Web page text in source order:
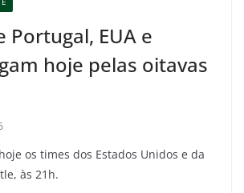
Portugal, EUA e
hoje pelas oitavas
os times dos Estados Unidos e da
às 21h.